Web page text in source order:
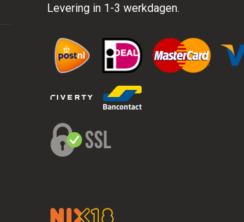
Levering in 1-3 werkdagen.